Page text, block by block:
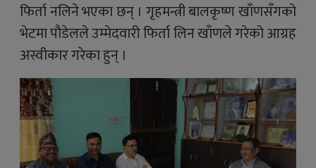
फिर्ता नलिने भएका छन् । गृहमन्त्री बालकृष्ण खाँणसँगको
भेटमा पौडेलले उम्मेदवारी फिर्ता लिन खाँणले गरेको आग्रह
अस्वीकार गरेका हुन् ।